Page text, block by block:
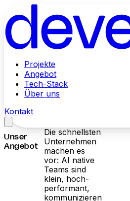
Projekte
Angebot
Tech-Stack
Über uns
Kontakt
Unser
Angebot
Die schnellsten
Unternehmen
machen es
vor: AI native
Teams sind
klein, hoch-
performant,
kommunizieren